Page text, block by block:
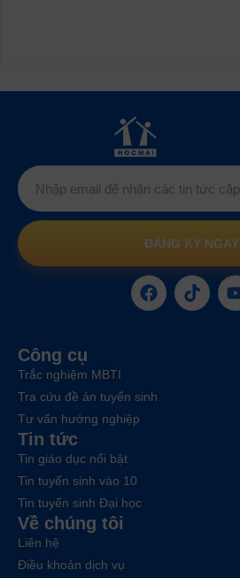
ĐĂNG KÝ NGAY
Công cụ
Trắc nghiệm MBTI
Tra cứu đề án tuyển sinh
Tư vấn hướng nghiệp
Tin tức
Tin giáo dục nổi bật
Tin tuyển sinh vào 10
Tin tuyển sinh Đại học
Về chúng tôi
Liên hệ
Điều khoản dịch vụ